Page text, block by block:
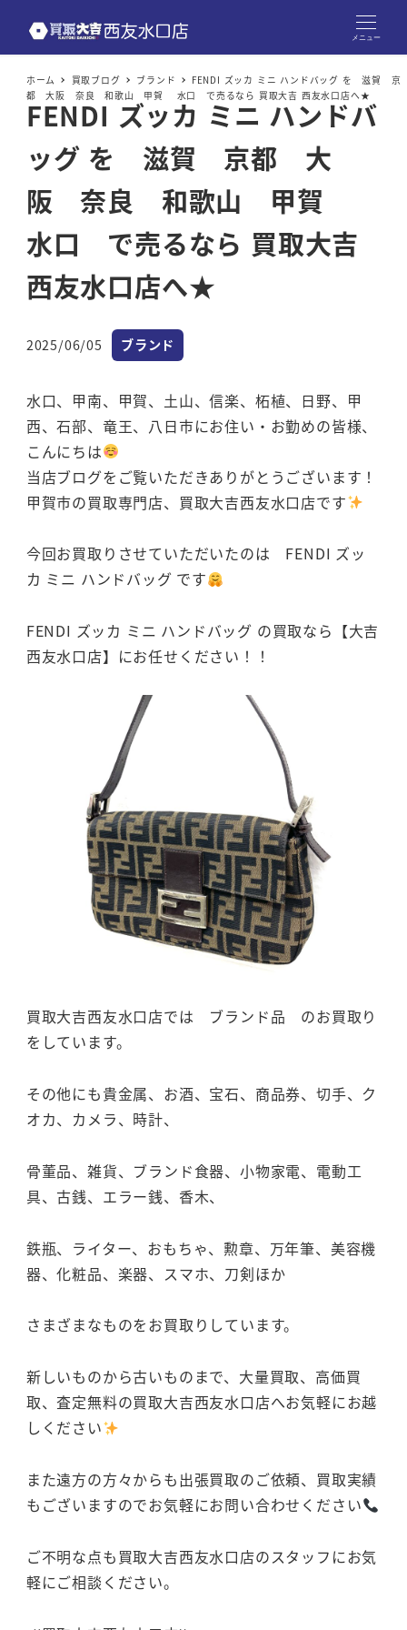
メニュー
ホーム 買取ブログ ブランド
FENDI ズッカ ミニ ハンドバッグ を 滋賀 京
都 大阪 奈良 和歌山 甲賀 水口 で売るなら 買取大吉 西友水口店へ★
FENDI ズッカ ミニ ハンドバ
ッグ を 滋賀 京都 大
阪 奈良 和歌山 甲賀
水口 で売るなら 買取大吉
西友水口店へ★
投稿日
2025/06/05 カテゴリー
ブランド
水口、甲南、甲賀、土山、信楽、柘植、日野、甲
西、石部、竜王、八日市にお住い・お勤めの皆様、
こんにちは
当店ブログをご覧いただきありがとうございます！
甲賀市の買取専門店、買取大吉西友水口店です
今回お買取りさせていただいたのは FENDI ズッ
カ ミニ ハンドバッグ です
FENDI ズッカ ミニ ハンドバッグ の買取なら【大吉
西友水口店】にお任せください！！
買取大吉西友水口店では ブランド品 のお買取り
をしています。
その他にも貴金属、お酒、宝石、商品券、切手、ク
オカ、カメラ、時計、
骨董品、雑貨、ブランド食器、小物家電、電動工
具、古銭、エラー銭、香木、
鉄瓶、ライター、おもちゃ、勲章、万年筆、美容機
器、化粧品、楽器、スマホ、刀剣ほか
さまざまなものをお買取りしています。
新しいものから古いものまで、大量買取、高価買
取、査定無料の買取大吉西友水口店へお気軽にお越
しください
また遠方の方々からも出張買取のご依頼、買取実績
もございますのでお気軽にお問い合わせください
ご不明な点も買取大吉西友水口店のスタッフにお気
軽にご相談ください。